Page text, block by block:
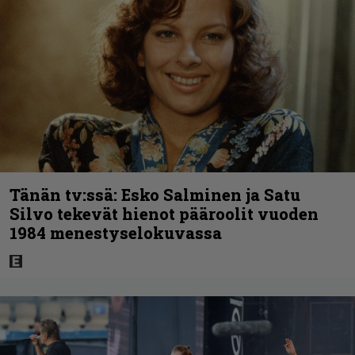
Tänän tv:ssä: Esko Salminen ja Satu
Silvo tekevät hienot pääroolit vuoden
1984 menestyselokuvassa